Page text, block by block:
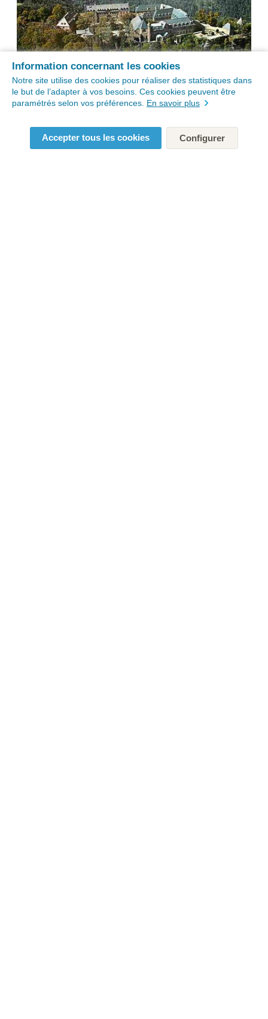
Information concernant les cookies
Notre site utilise des cookies pour réaliser des statistiques dans
le but de l’adapter à vos besoins. Ces cookies peuvent être
paramétrés selon vos préférences. En savoir plus
Accepter tous les cookies Configurer